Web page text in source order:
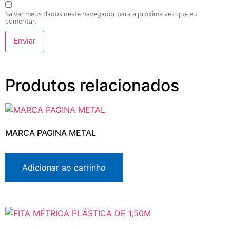
Salvar meus dados neste navegador para a próxima vez que eu
comentar.
Produtos relacionados
MARCA PAGINA METAL
Adicionar ao carrinho